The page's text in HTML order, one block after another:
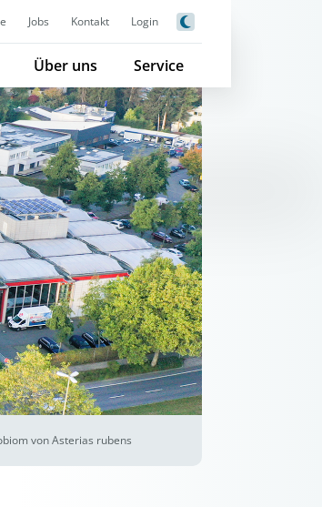
Jobs Kontakt Login
Über uns Service
von Asterias rubens